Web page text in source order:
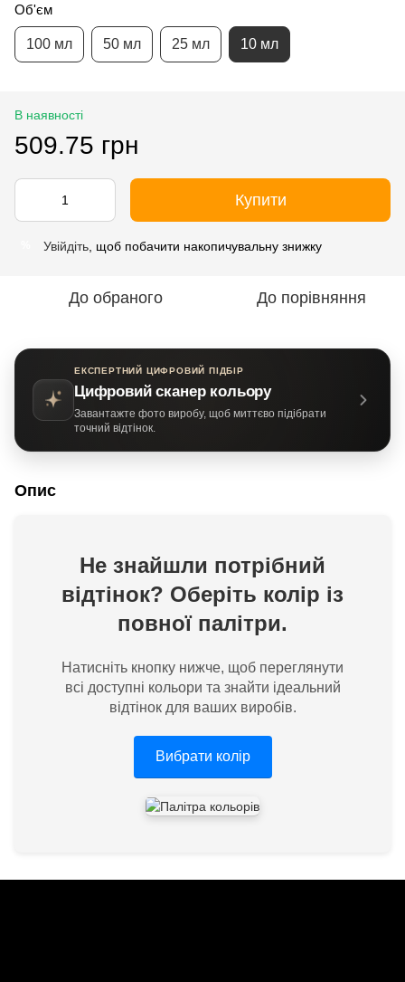
Об'єм
100 мл 50 мл 25 мл 10 мл
В наявності
509.75 грн
Купити
Увійдіть , щоб побачити накопичувальну знижку
До обраного До порівняння
ЕКСПЕРТНИЙ ЦИФРОВИЙ ПІДБІР
Цифровий сканер кольору
Завантажте фото виробу, щоб миттєво підібрати
точний відтінок.
Опис
Не знайшли потрібний
відтінок? Оберіть колір із
повної палітри.
Натисніть кнопку нижче, щоб переглянути
всі доступні кольори та знайти ідеальний
відтінок для ваших виробів.
Вибрати колір